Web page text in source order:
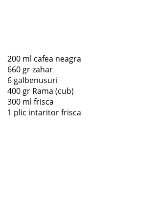
200 ml cafea neagra
660 gr zahar
6 galbenusuri
400 gr Rama (cub)
300 ml frisca
1 plic intaritor frisca